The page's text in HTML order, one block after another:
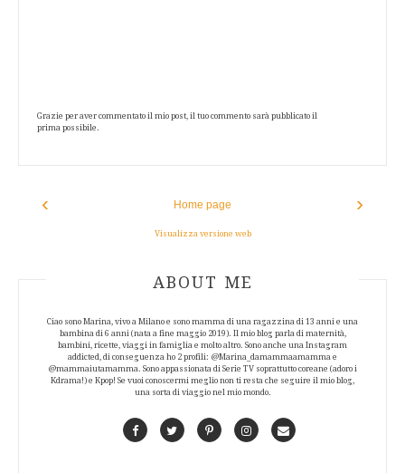
Grazie per aver commentato il mio post, il tuo commento sarà pubblicato il
prima possibile.
‹ ›
Home page
Visualizza versione web
ABOUT AUTHOR
ABOUT ME
Ciao sono Marina, vivo a Milano e sono mamma di una ragazzina di 13 anni e una
bambina di 6 anni (nata a fine maggio 2019). Il mio blog parla di maternità,
bambini, ricette, viaggi in famiglia e molto altro. Sono anche una Instagram
addicted, di conseguenza ho 2 profili: @Marina_damammaamamma e
@mammaiutamamma. Sono appassionata di Serie TV soprattutto coreane (adoro i
Kdrama!) e Kpop! Se vuoi conoscermi meglio non ti resta che seguire il mio blog,
una sorta di viaggio nel mio mondo.
FacebookTwitterPinterestInstagramContact